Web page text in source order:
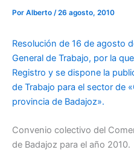
Por Alberto /26 agosto, 2010
Resolución de 16 de agosto
General de Trabajo, por la
Registro y se dispone la
de Trabajo para el sector de
provincia de Badajoz».
Convenio colectivo del
de Badajoz para el año 2010.